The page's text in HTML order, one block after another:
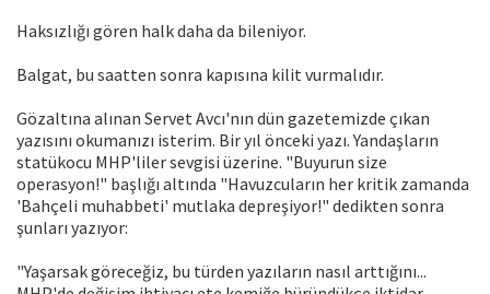
Haksızlığı gören halk daha da bileniyor.
Balgat, bu saatten sonra kapısına kilit vurmalıdır.
Gözaltına alınan Servet Avcı'nın dün gazetemizde çıkan
yazısını okumanızı isterim. Bir yıl önceki yazı. Yandaşların
statükocu MHP'liler sevgisi üzerine. "Buyurun size
operasyon!" başlığı altında "Havuzcuların her kritik zamanda
'Bahçeli muhabbeti' mutlaka depreşiyor!" dedikten sonra
şunları yazıyor:
"Yaşarsak göreceğiz, bu türden yazıların nasıl arttığını...